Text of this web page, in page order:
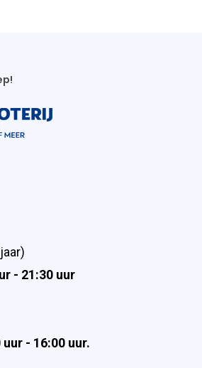
- 21:30 uur
- 16:00 uur.